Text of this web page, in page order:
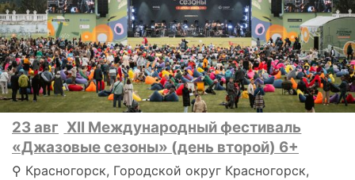
23 авг XII Международный фестиваль
«Джазовые сезоны» (день второй) 6+
⚲ Красногорск, Городской округ Красногорск,